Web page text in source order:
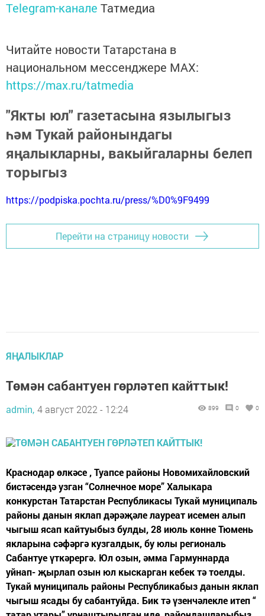
Telegram-канале Татмедиа
Читайте новости Татарстана в
национальном мессенджере MАХ:
https://max.ru/tatmedia
"Якты юл" газетасына язылыгыз
һәм Тукай районындагы
яңалыкларны, вакыйгаларны белеп
торыгыз
https://podpiska.pochta.ru/press/%D0%9F9499
Перейти на страницу новости
ЯҢАЛЫКЛАР
Төмән сабантуен гөрләтеп кайттык!
admin, 4 август 2022 - 12:24 899 0 0
Краснодар өлкәсе , Туапсе районы Новомихайловский
бистәсендә узган “Солнечное море” Халыкара
конкурстан Татарстан Республикасы Тукай муниципаль
районы данын яклап дәрәҗәле лауреат исемен алып
чыгыш ясап кайтуыбыз булды, 28 июль көнне Тюмень
якларына сәфәргә кузгалдык, бу юлы региональ
Сабантуе үткәрергә. Юл озын, әмма Гармуннарда
уйнап- җырлап озын юл кыскарган кебек тә тоелды.
Тукай муниципаль районы Республикабыз данын яклап
чыгыш ясады бу сабантуйда. Бик тә үзенчәлекле итеп “